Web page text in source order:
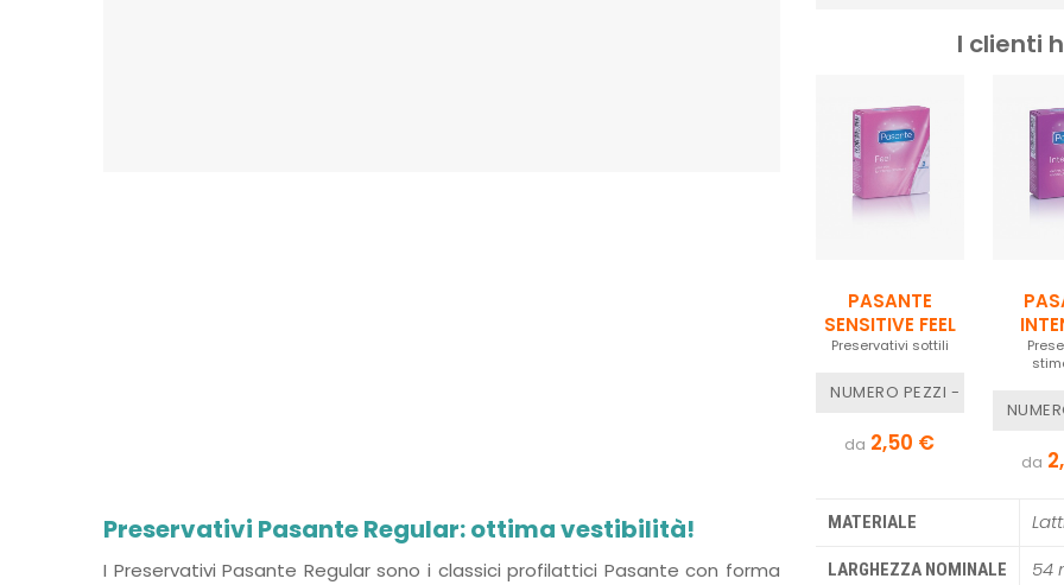
I clienti
PASANTE
SENSITIVE FEEL
Preservativi sottili
NUMERO PEZZI - 3 PEZZI
da 2,50 €
RIBS
da
Preservativi Pasante Regular: ottima vestibilità!
I Preservativi Pasante Regular sono i classici profilattici Pasante con forma
MATERIALE
LARGHEZZA NOMINALE 54